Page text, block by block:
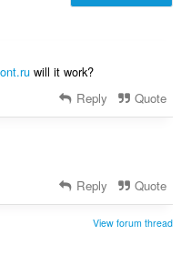
will it work?
Reply Quote
Reply Quote
View forum thread